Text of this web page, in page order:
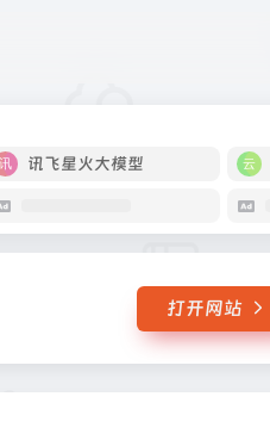
讯飞星火大模型
打开网站